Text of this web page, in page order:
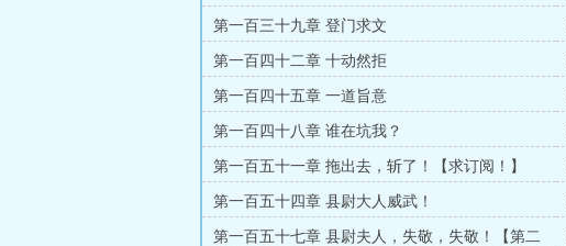
第一百三十九章 登门求文
第一百四十二章 十动然拒
第一百四十五章 一道旨意
第一百四十八章 谁在坑我？
第一百五十一章 拖出去，斩了！【求订阅！】
第一百五十四章 县尉大人威武！
第一百五十七章 县尉夫人，失敬，失敬！【第二